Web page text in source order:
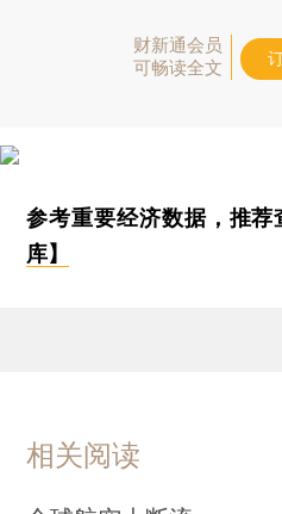
财新通会员
可畅读全文
参考重要经济数据，推荐
库】
相关阅读